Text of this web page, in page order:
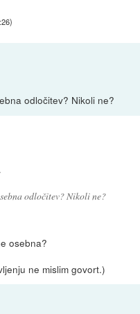
)
odločitev? Nikoli ne?
odločitev? Nikoli ne?
osebna?
ne mislim govort.)